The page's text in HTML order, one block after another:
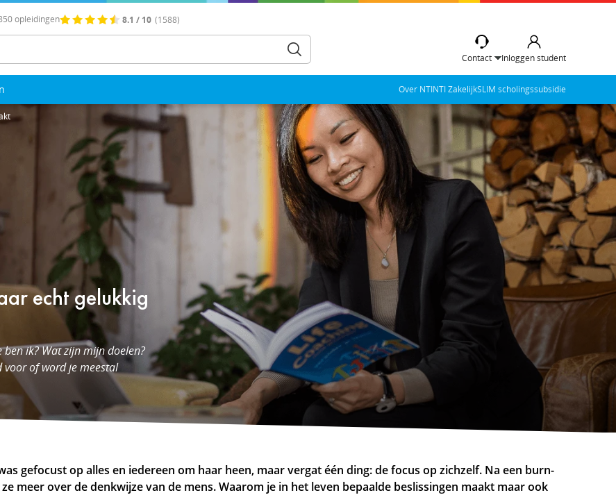
opleidingen 8.1 / 10 (1588)
Contact Inloggen student
Over NTINTI ZakelijkSLIM scholingssubsidie
echt gelukkig
ben ik? Wat zijn mijn doelen?
voor of word je meestal
gefocust op alles en iedereen om haar heen, maar vergat één ding: de focus op zichzelf. Na een burn-
meer over de denkwijze van de mens. Waarom je in het leven bepaalde beslissingen maakt maar ook